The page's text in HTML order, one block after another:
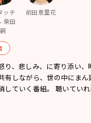
ッチ
柴田
前田恵里花
り、悲しみ、に寄り添い、
有しながら、世の中にま
していく番組。 聴いてい